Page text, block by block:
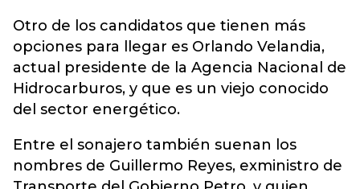
Otro de los candidatos que tienen más
opciones para llegar es Orlando Velandia,
actual presidente de la Agencia Nacional de
Hidrocarburos, y que es un viejo conocido
del sector energético.
Entre el sonajero también suenan los
nombres de Guillermo Reyes, exministro de